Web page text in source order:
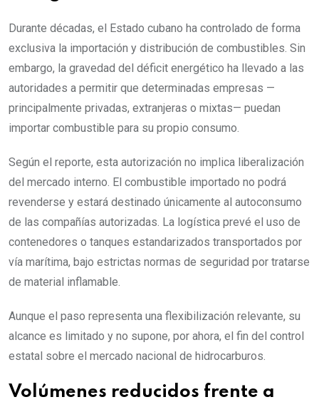
Durante décadas, el Estado cubano ha controlado de forma
exclusiva la importación y distribución de combustibles. Sin
embargo, la gravedad del déficit energético ha llevado a las
autoridades a permitir que determinadas empresas —
principalmente privadas, extranjeras o mixtas— puedan
importar combustible para su propio consumo.
Según el reporte, esta autorización no implica liberalización
del mercado interno. El combustible importado no podrá
revenderse y estará destinado únicamente al autoconsumo
de las compañías autorizadas. La logística prevé el uso de
contenedores o tanques estandarizados transportados por
vía marítima, bajo estrictas normas de seguridad por tratarse
de material inflamable.
Aunque el paso representa una flexibilización relevante, su
alcance es limitado y no supone, por ahora, el fin del control
estatal sobre el mercado nacional de hidrocarburos.
Volúmenes reducidos frente a